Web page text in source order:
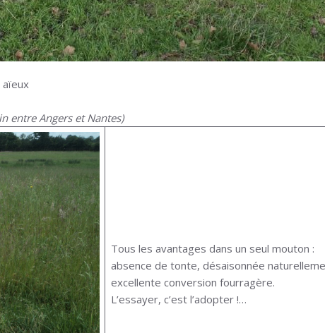
entre Angers et Nantes)
Tous les avantages dans un seul mouton :
absence de tonte, désaisonnée
excellente conversion fourragère.
L’essayer, c’est l’adopter !…